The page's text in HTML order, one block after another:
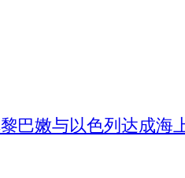
巴嫩与以色列达成海